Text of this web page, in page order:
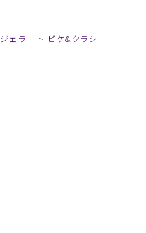
ジェラート ピケ&クラシ